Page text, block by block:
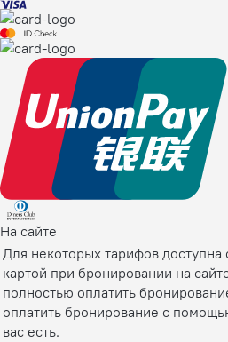
На сайте
Для некоторых тарифов доступна
картой при бронировании на
полностью оплатить
оплатить бронирование с
вас есть.